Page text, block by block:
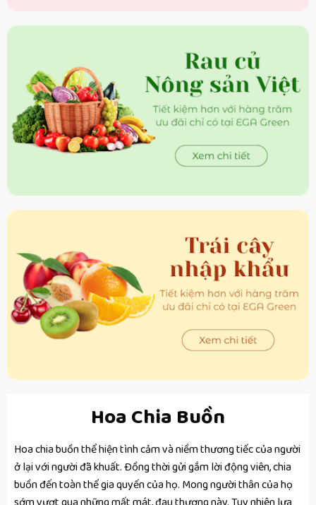
Hoa Chia Buồn
Hoa chia buồn thể hiện tình cảm và niềm thương tiếc của người
ở lại với người đã khuất. Đồng thời gửi gắm lời động viên, chia
buồn đến toàn thể gia quyến của họ. Mong người thân của họ